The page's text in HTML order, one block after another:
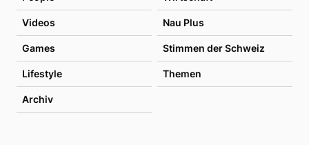
Videos Nau Plus
Games Stimmen der Schweiz
Lifestyle Themen
Archiv